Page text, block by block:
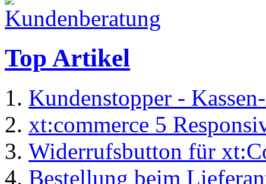
Top Artikel
Kundenstopper -
xt:commerce 5
Widerrufsbutton für
Bestellung beim